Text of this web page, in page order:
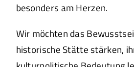
besonders am Herzen.
Wir möchten das
historische Stätte stärken,